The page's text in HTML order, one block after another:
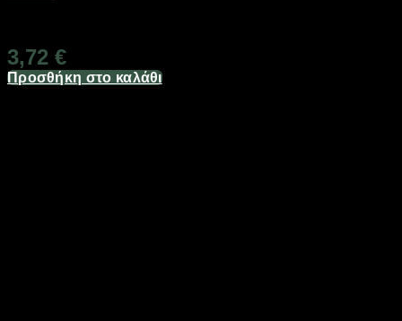
3,72 €
Προσθήκη στο καλάθι